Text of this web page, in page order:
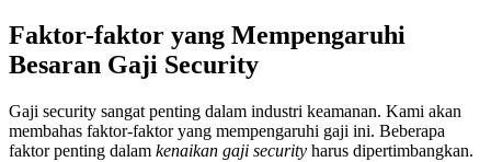
Faktor-faktor yang Mempengaruhi
Besaran Gaji Security
Gaji security sangat penting dalam industri keamanan. Kami akan
membahas faktor-faktor yang mempengaruhi gaji ini. Beberapa
faktor penting dalam kenaikan gaji security harus dipertimbangkan.